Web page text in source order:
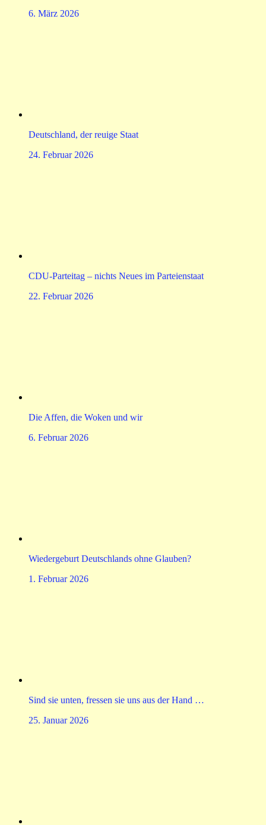
6. März 2026
Deutschland, der reuige Staat
24. Februar 2026
CDU-Parteitag – nichts Neues im Parteienstaat
22. Februar 2026
Die Affen, die Woken und wir
6. Februar 2026
Wiedergeburt Deutschlands ohne Glauben?
1. Februar 2026
Sind sie unten, fressen sie uns aus der Hand …
25. Januar 2026